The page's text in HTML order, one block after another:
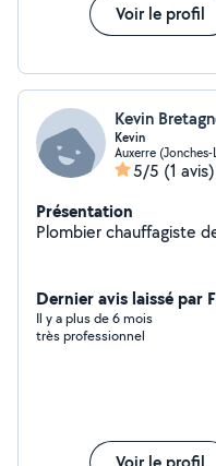
Voir le profil
Kevin
Kevin
Auxerre
5/5 (1 avis)
Présentation
Plombier chauffagiste
Dernier avis laissé par
Il y a plus de 6 mois
très professionnel